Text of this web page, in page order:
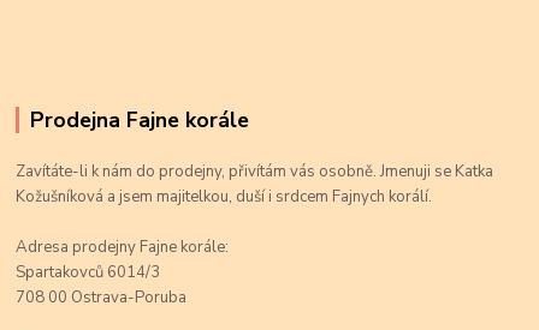
Prodejna Fajne korále
Zavítáte-li k nám do prodejny, přivítám vás osobně. Jmenuji se Katka
Kožušníková a jsem majitelkou, duší i srdcem Fajnych korálí.
Adresa prodejny Fajne korále:
Spartakovců 6014/3
708 00 Ostrava-Poruba